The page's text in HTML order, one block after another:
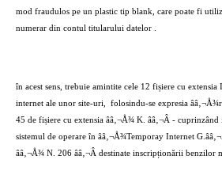
mod fraudulos pe un plastic tip blank, care poate fi
numerar din contul titularului datelor .
în acest sens, trebuie amintite cele 12 fișiere cu
internet ale unor site-uri,
folosindu-se expresia
45 de fișiere cu extensia ââ‚¬Å¾ K. ââ‚¬Â -
sistemul de operare în ââ‚¬Å¾Temporay Internet
ââ‚¬Å¾ N. 206 ââ‚¬Â destinate inscripționării benzilor